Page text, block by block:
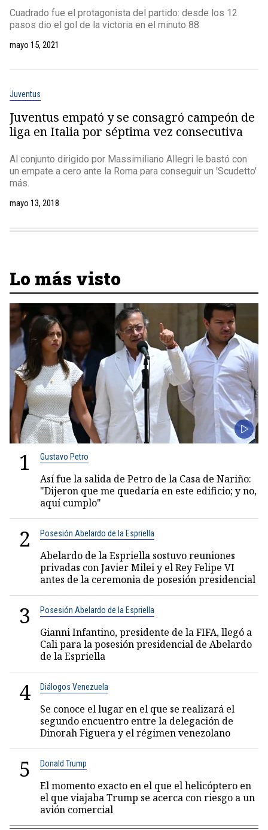
Cuadrado fue el protagonista del partido: desde los 12
pasos dio el gol de la victoria en el minuto 88
mayo 15, 2021
Juventus
Juventus empató y se consagró campeón de
liga en Italia por séptima vez consecutiva
Al conjunto dirigido por Massimiliano Allegri le bastó con
un empate a cero ante la Roma para conseguir un 'Scudetto'
más.
mayo 13, 2018
Lo más visto
1 Gustavo Petro
Así fue la salida de Petro de la Casa de Nariño:
"Dijeron que me quedaría en este edificio; y no,
aquí cumplo"
2 Posesión Abelardo de la Espriella
Abelardo de la Espriella sostuvo reuniones
privadas con Javier Milei y el Rey Felipe VI
antes de la ceremonia de posesión presidencial
3 Posesión Abelardo de la Espriella
Gianni Infantino, presidente de la FIFA, llegó a
Cali para la posesión presidencial de Abelardo
de la Espriella
4 Diálogos Venezuela
Se conoce el lugar en el que se realizará el
segundo encuentro entre la delegación de
Dinorah Figuera y el régimen venezolano
5 Donald Trump
El momento exacto en el que el helicóptero en
el que viajaba Trump se acerca con riesgo a un
avión comercial